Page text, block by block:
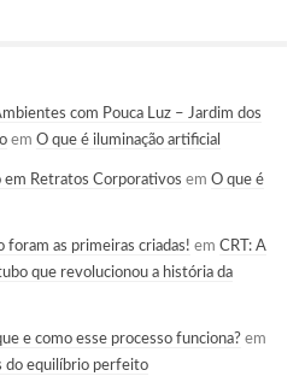
com Pouca Luz – Jardim dos
em O que é iluminação artificial
em Retratos Corporativos em O que é
foram as primeiras criadas! em CRT: A
que revolucionou a história da
e como esse processo funciona? em
do equilíbrio perfeito